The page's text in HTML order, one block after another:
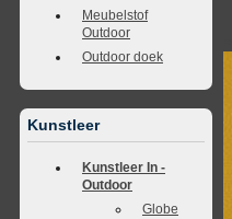
Meubelstof
Outdoor
Outdoor doek
Kunstleer
Kunstleer In -
Outdoor
Globe